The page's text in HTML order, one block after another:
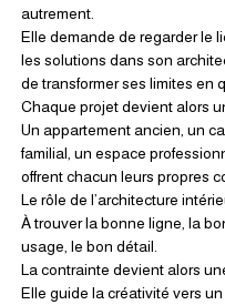
autrement.
Elle demande de regarder le
les solutions dans son
de transformer ses limites en
Chaque projet devient alors
Un appartement ancien, un
familial, un espace
offrent chacun leurs propres
Le rôle de l’architecture
À trouver la bonne ligne, la
usage, le bon détail.
La contrainte devient alors
Elle guide la créativité vers